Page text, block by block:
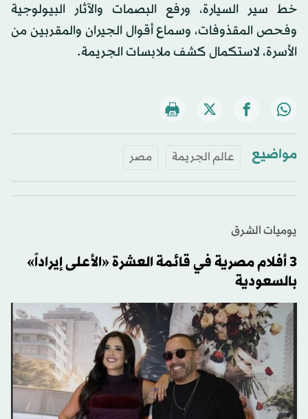
جانب التحفظ على تسجيلات كاميرات المراقبة، وتتبع
خط سير السيارة، ورفع البصمات والآثار البيولوجية
وفحص المقذوفات، وسماع أقوال الجيران والمقربين من
مواضيع عالم الجريمة مصر
يوميات الشرق
3 أفلام مصرية في قائمة العشرة «الأعلى إيراداً»
بالسعودية